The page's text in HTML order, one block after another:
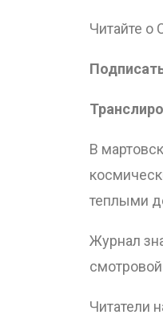
Читайте о
В
теплыми
Журнал
Читатели